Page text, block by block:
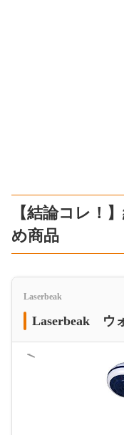
【結論コレ！
め商品
Laserbeak
Laserbeak ウ
＜